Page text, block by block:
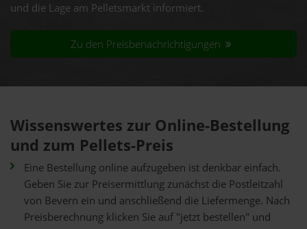
und die Lage am Pelletsmarkt informiert.
Zu den Preisbenachrichtigungen
Wissenswertes zur Online-Bestellung
und zum Pellets-Preis
Eine Bestellung online aufzugeben ist denkbar einfach.
Geben Sie zur Preisermittlung zunächst die Postleitzahl
von Bevern ein und anschließend die Liefermenge. Nach
Preisberechnung klicken Sie auf "jetzt bestellen" und